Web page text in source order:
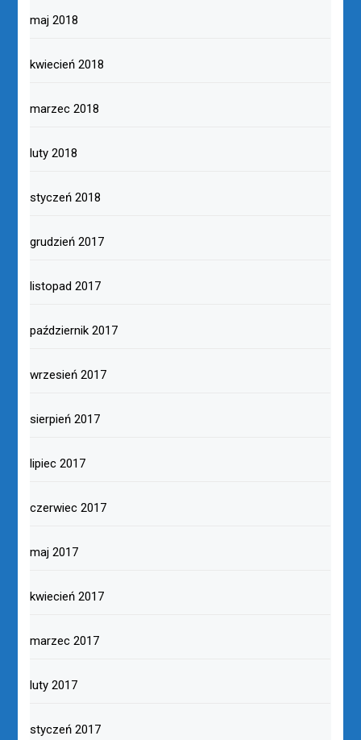
maj 2018
kwiecień 2018
marzec 2018
luty 2018
styczeń 2018
grudzień 2017
listopad 2017
październik 2017
wrzesień 2017
sierpień 2017
lipiec 2017
czerwiec 2017
maj 2017
kwiecień 2017
marzec 2017
luty 2017
styczeń 2017